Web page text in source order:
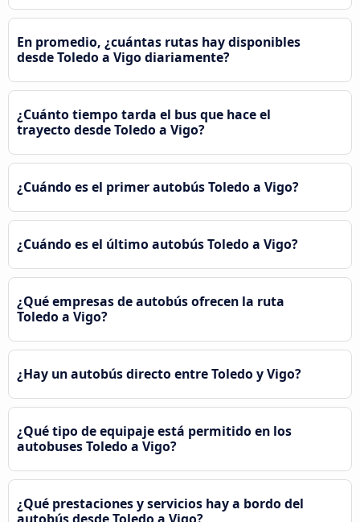
En promedio, ¿cuántas rutas hay disponibles
desde Toledo a Vigo diariamente?
¿Cuánto tiempo tarda el bus que hace el
trayecto desde Toledo a Vigo?
¿Cuándo es el primer autobús Toledo a Vigo?
¿Cuándo es el último autobús Toledo a Vigo?
¿Qué empresas de autobús ofrecen la ruta
Toledo a Vigo?
¿Hay un autobús directo entre Toledo y Vigo?
¿Qué tipo de equipaje está permitido en los
autobuses Toledo a Vigo?
¿Qué prestaciones y servicios hay a bordo del